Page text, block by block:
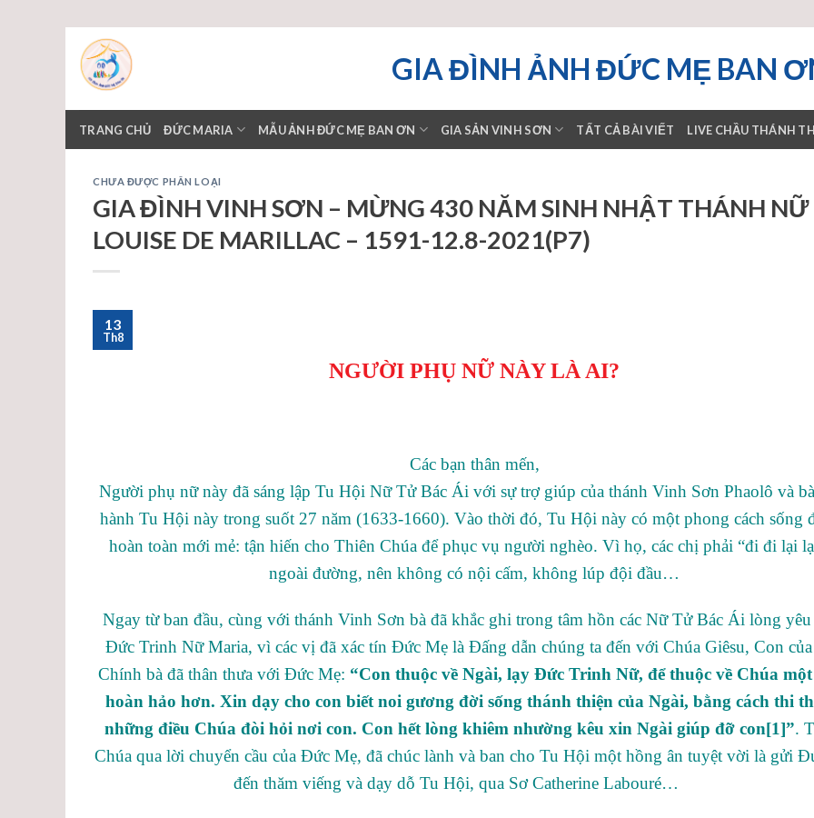
content
GIA ĐÌNH ẢNH ĐỨC MẸ BAN
TRANG CHỦ ĐỨC MARIA MẪU ẢNH ĐỨC MẸ BAN ƠN GIA SẢN VINH SƠN TẤT CẢ BÀI VIẾT LIVE CHẦU THÁNH
CHƯA ĐƯỢC PHÂN LOẠI
GIA ĐÌNH VINH SƠN – MỪNG 430 NĂM SINH NHẬT THÁNH NỮ
LOUISE DE MARILLAC – 1591-12.8-2021(P7)
13
Th8
NGƯỜI PHỤ NỮ NÀY LÀ AI?
Các bạn thân mến,
Người phụ nữ này đã sáng lập Tu Hội Nữ Tử Bác Ái với sự trợ giúp của thánh Vinh Sơn Phaolô và
hành Tu Hội này trong suốt 27 năm (1633-1660). Vào thời đó, Tu Hội này có một phong cách sống
hoàn toàn mới mẻ: tận hiến cho Thiên Chúa để phục vụ người nghèo. Vì họ, các chị phải “đi đi lại
ngoài đường, nên không có nội cấm, không lúp đội đầu…
Ngay từ ban đầu, cùng với thánh Vinh Sơn bà đã khắc ghi trong tâm hồn các Nữ Tử Bác Ái lòng yêu
Đức Trinh Nữ Maria, vì các vị đã xác tín Đức Mẹ là Đấng dẫn chúng ta đến với Chúa Giêsu, Con
Chính bà đã thân thưa với Đức Mẹ: “Con thuộc về Ngài, lạy Đức Trinh Nữ, để thuộc về Chúa một
hoàn hảo hơn. Xin dạy cho con biết noi gương đời sống thánh thiện của Ngài, bằng cách thi
những điều Chúa đòi hỏi nơi con. Con hết lòng khiêm nhường kêu xin Ngài giúp đỡ con[1]”.
Chúa qua lời chuyển cầu của Đức Mẹ, đã chúc lành và ban cho Tu Hội một hồng ân tuyệt vời là gửi
đến thăm viếng và dạy dỗ Tu Hội, qua Sơ Catherine Labouré…